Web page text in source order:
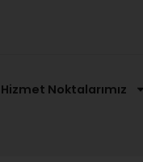
Hizmet Noktalarımız